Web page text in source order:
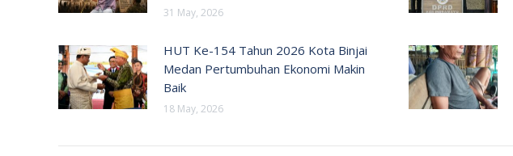
31 May, 2026
HUT Ke-154 Tahun 2026 Kota Binjai
Medan Pertumbuhan Ekonomi Makin
Baik
18 May, 2026